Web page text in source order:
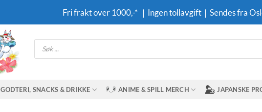
Fri frakt over 1000,-* ｜Ingen tollavgift｜Sendes fra
Products
search
GODTERI, SNACKS & DRIKKE ANIME & SPILL MERCH JAPANSKE